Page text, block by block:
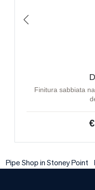
Finitura sabbiata
Pipe Shop in Stoney Point